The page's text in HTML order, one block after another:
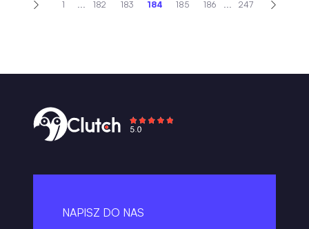
1 ... 182 183 184 185 186 ... 247
NAPISZ DO NAS